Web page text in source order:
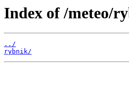
Index of /meteo/
../
rybnik/